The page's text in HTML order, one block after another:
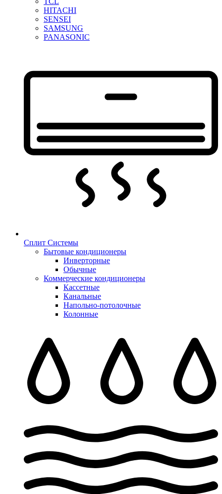
HITACHI
SENSEI
SAMSUNG
PANASONIC
Сплит Системы
Бытовые кондиционеры
Инверторные
Обычные
Коммерческие кондиционеры
Кассетные
Канальные
Напольно-потолочные
Колонные